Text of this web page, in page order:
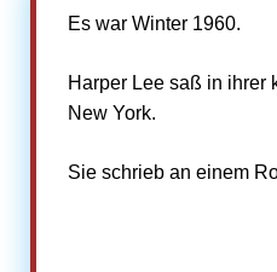
Es war Winter 1960.
Harper Lee saß in ihrer
New York.
Sie schrieb an einem